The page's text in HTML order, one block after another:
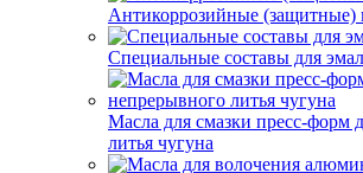
Антикоррозийные (защитные)
Специальные составы для
Масла для смазки пресс-форм
литья чугуна